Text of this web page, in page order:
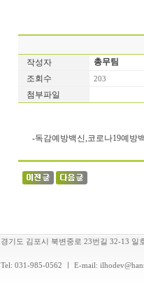
경기도 김포시 북변중로 23번길 32-13
Tel: 031-985-0562 ㅣ E-mail: